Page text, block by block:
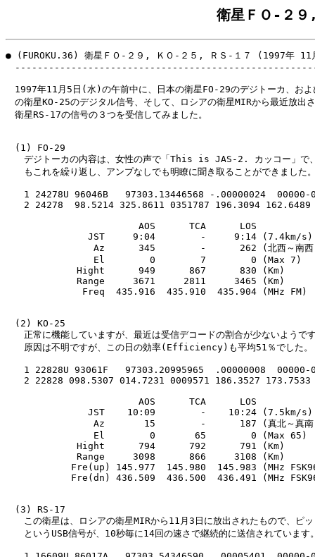
衛星ＦＯ-２
● (FUROKU.36) 衛星ＦＯ-２９, ＫＯ-２５, ＲＳ-１７ (1997年 11
1997年11月5日(水)の午前中に、日本の衛星FO-29のデジトーカ、およ
の衛星KO-25のデジタル信号、そして、ロシアの衛星MIRから最近放出
衛星RS-17の信号の３つを受信してみました。
(1) FO-29
デジトーカの内容は、女性の声で「This is JAS-2. カッコー」で
もこれを繰り返し、アンプなしでも明瞭に聞き取ることができました
1 24278U 96046B   97303.13446568 -.00000024
2 24278  98.5214 325.8611 0351787 196.3094 162.6489
AOS      TCA      LOS
JST     9:04        -     9:14 (7.4km/s)
Az      345        -      262 (北西～南西
El        0        7        0 (Max 7)
Hight      949      867      830 (Km)
Range     3671     2811     3465 (Km)
Freq  435.916  435.910  435.904 (MHz FM)
(2) KO-25
正常に機能していますが、最近は受信デコードの割合が少ないようで
原因は不明ですが、この日の効率(Efficiency)も平均51％でした。
1 22828U 93061F   97303.20995965  .00000008  00000-
2 22828 098.5307 014.7231 0009571 186.3527 173.7533
AOS      TCA      LOS
JST    10:09        -    10:24 (7.5km/s)
Az       15        -      187 (真北～真南
El        0       65        0 (Max 65)
Hight      794      792      791 (Km)
Range     3098      866     3108 (Km)
Fre(up) 145.977  145.980  145.983 (MHz
Fre(dn) 436.509  436.500  436.491 (MHz
(3) RS-17
この衛星は、ロシアの衛星MIRから11月3日に放出されたもので、ピッ
というUSB信号が、10秒毎に14回の速さで継続的に送信されています